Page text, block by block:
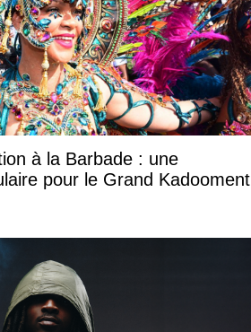
à la Barbade : une
pour le Grand Kadooment